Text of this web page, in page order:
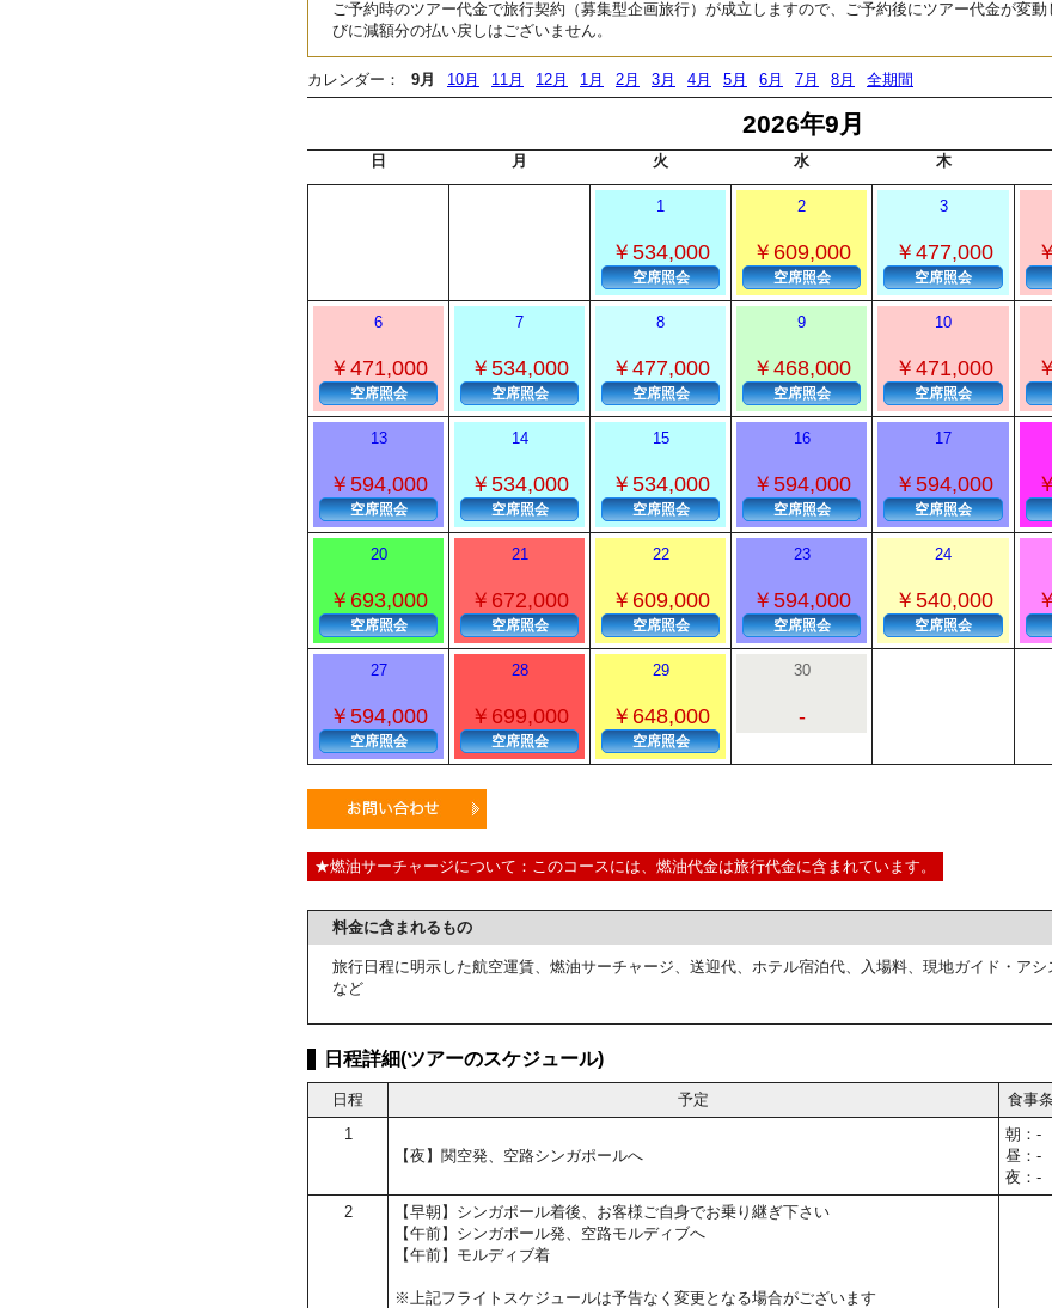
ご予約時のツアー代金で旅行契約（募集型企画旅行）が成立しますので、ご予約後にツアー代金が変
びに減額分の払い戻しはございません。
カレンダー： 9月 10月 11月 12月 1月 2月 3月 4月 5月 6月 7月 8月 全期間
2026年9月
日 月 火 水 木
1
￥534,000
空席照会
2
￥609,000
空席照会
3
￥477,000
空席照会
6
￥471,000
空席照会
7
￥534,000
空席照会
8
￥477,000
空席照会
9
￥468,000
空席照会
10
￥471,000
空席照会
13
￥594,000
空席照会
14
￥534,000
空席照会
15
￥534,000
空席照会
16
￥594,000
空席照会
17
￥594,000
空席照会
20
￥693,000
空席照会
21
￥672,000
空席照会
22
￥609,000
空席照会
23
￥594,000
空席照会
24
￥540,000
空席照会
27
￥594,000
空席照会
28
￥699,000
空席照会
29
￥648,000
空席照会
30
-
★燃油サーチャージについて：このコースには、燃油代金は旅行代金に含まれています。
料金に含まれるもの
旅行日程に明示した航空運賃、燃油サーチャージ、送迎代、ホテル宿泊代、入場料、現地ガイド・ア
など
日程詳細(ツアーのスケジュール)
日程 予定 食事
1
【夜】関空発、空路シンガポールへ
朝：-
昼：-
夜：-
2
【早朝】シンガポール着後、お客様ご自身でお乗り継ぎ下さい
【午前】シンガポール発、空路モルディブへ
【午前】モルディブ着
※上記フライトスケジュールは予告なく変更となる場合がございます